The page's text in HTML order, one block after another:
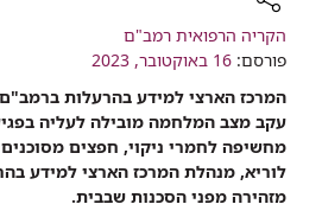
תפריט
רכיב
שיתוף
הקריה הרפואית רמב"ם
פורסם: 16 באוקטובר, 2023
המרכז הארצי למידע בהרעלות
עקב מצב המלחמה מובילה לעליה
מחשיפה לחמרי ניקוי, חפצים
לוריא, מנהלת המרכז הארצי למידע
מזהירה מפני הסכנות שבבית.